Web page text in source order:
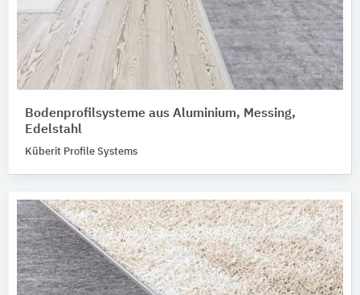
Bodenprofilsysteme aus Aluminium, Messing,
Edelstahl
Küberit Profile Systems